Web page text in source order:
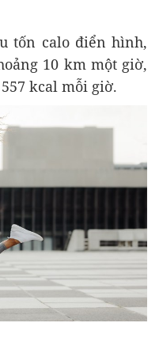
tốn calo điển hình,
10 km một giờ,
kcal mỗi giờ.